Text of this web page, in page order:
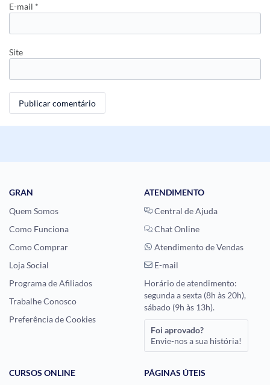
E-mail *
Site
GRAN
Quem Somos
Como Funciona
Como Comprar
Loja Social
Programa de Afiliados
Trabalhe Conosco
Preferência de Cookies
ATENDIMENTO
Central de Ajuda
Chat Online
Atendimento de Vendas
E-mail
Horário de atendimento:
segunda a sexta (8h às 20h),
sábado (9h às 13h).
Foi aprovado?
Envie-nos a sua história!
CURSOS ONLINE
PÁGINAS ÚTEIS